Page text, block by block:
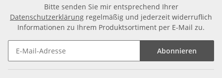
Bitte senden Sie mir entsprechend Ihrer
Datenschutzerklärung regelmäßig und jederzeit widerruflich
Informationen zu Ihrem Produktsortiment per E-Mail zu.
Abonnieren